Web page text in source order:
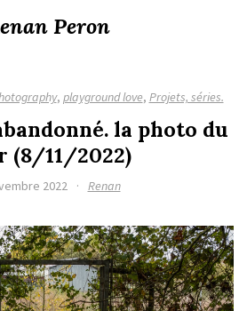
Peron
, playground love, Projets, séries.
la photo du
(8/11/2022)
2022 · Renan